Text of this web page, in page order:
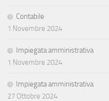
Contabile
1 Novembre 2024
Impiegata amministrativa
1 Novembre 2024
Impiegata amministrativa
27 Ottobre 2024